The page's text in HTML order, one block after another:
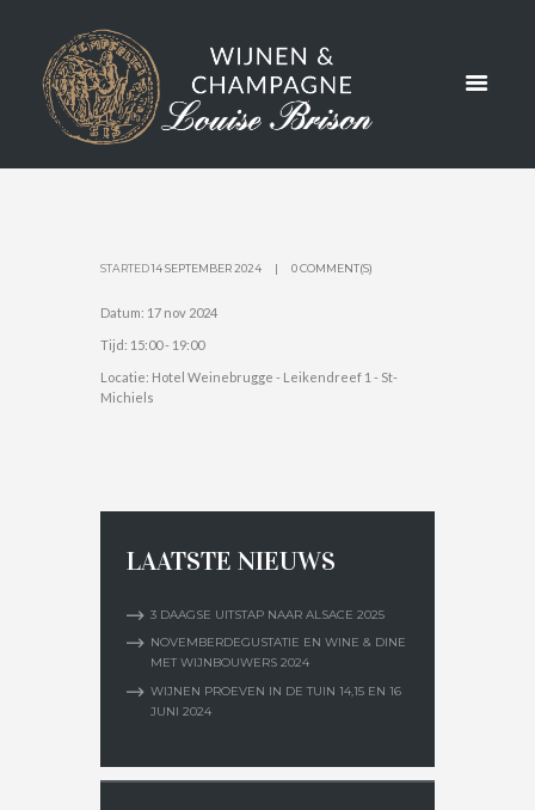
FRANSE
WIJNBOU
WERS
STARTED14 SEPTEMBER 2024 0 COMMENT(S)
Datum: 17 nov 2024
Tijd: 15:00 - 19:00
Locatie: Hotel Weinebrugge - Leikendreef 1 - St-
Michiels
LAATSTE NIEUWS
3 DAAGSE UITSTAP NAAR ALSACE 2025
NOVEMBERDEGUSTATIE EN WINE & DINE
MET WIJNBOUWERS 2024
WIJNEN PROEVEN IN DE TUIN 14,15 EN 16
JUNI 2024